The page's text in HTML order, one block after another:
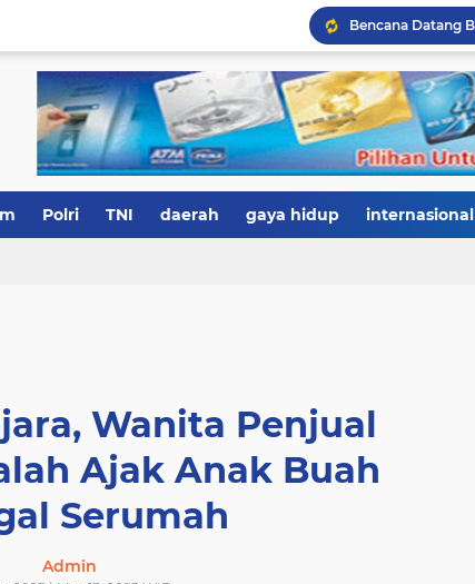
Polri TNI daerah gaya hidup internasional
Wanita Penjual
Ajak Anak Buah
Serumah
Admin